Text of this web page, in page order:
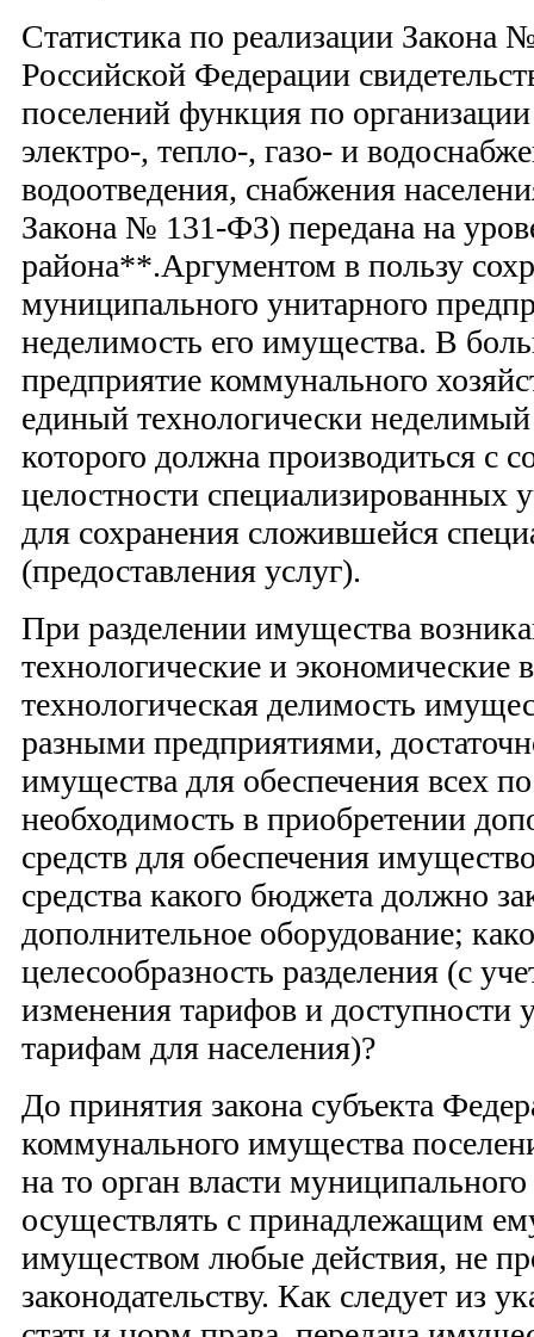
Статистика по реализации Закона
Российской Федерации
поселений функция по
электро-, тепло-, газо- и
водоотведения, снабжения
Закона № 131-ФЗ) передана на
района**.Аргументом в пользу
муниципального унитарного
неделимость его имущества. В
предприятие коммунального
единый технологически неделимый
которого должна производиться с
целостности специализированных
для сохранения сложившейся
(предоставления услуг).
При разделении имущества
технологические и
технологическая делимость
разными предприятиями,
имущества для обеспечения всех
необходимость в приобретении
средств для обеспечения
средства какого бюджета должно
дополнительное оборудование;
целесообразность разделения (с
изменения тарифов и доступности
тарифам для населения)?
До принятия закона субъекта
коммунального имущества
на то орган власти
осуществлять с принадлежащим
имуществом любые действия, не
законодательству. Как следует из